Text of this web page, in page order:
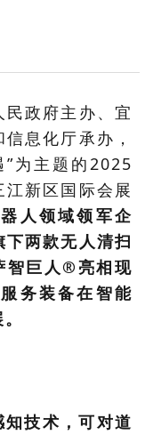
政府主办、宜
息化厅承办，
为主题的2025
江新区国际会展
人领域领军企
下两款无人清扫
智巨人®亮相现
务装备在智能
技术，可对道